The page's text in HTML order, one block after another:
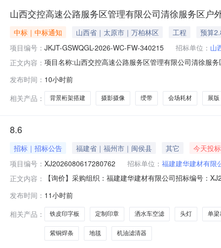
山西交控高速公路服务区管理有限公司清徐服务区户
中标｜中标通知 山西省｜太原市｜万柏林区 工程
预算
项目编号： JKJT-GSWQGL-2026-WC-FW-340215 招标单位： 山
正文内容： 项目名称:山西交控高速公路服务区管理有限公司清徐服
户外舞台搭建服务项目直接采购结果公告山西交控高速
发布时间： 10小时前
相关产品：
背景桁架搭建 摄影摄像 绶带 会场耗材 展版
8.6
招标｜招标公告 福建省｜福州市｜闽侯县 其它
今天投
项目编号： XJ2026080617280762 招标单位： 福建建华建材有限
正文内容：
【询价】采购组织：福建建华建材有限公司招标编号：
印字板*JGDB1B.3-174.0张按链接询价手电筒*强光手电
发布时间： 11小时前
相关产品：
铁皮印字板 定制印章 洒水车空滤 头灯 单梁
紫铜焊条 地毯 机油滤清器